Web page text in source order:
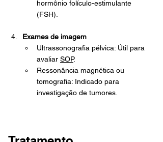
hormônio folículo-estimulante
(FSH).
Exames de imagem
Ultrassonografia pélvica: Útil para
avaliar SOP.
Ressonância magnética ou
tomografia: Indicado para
investigação de tumores.